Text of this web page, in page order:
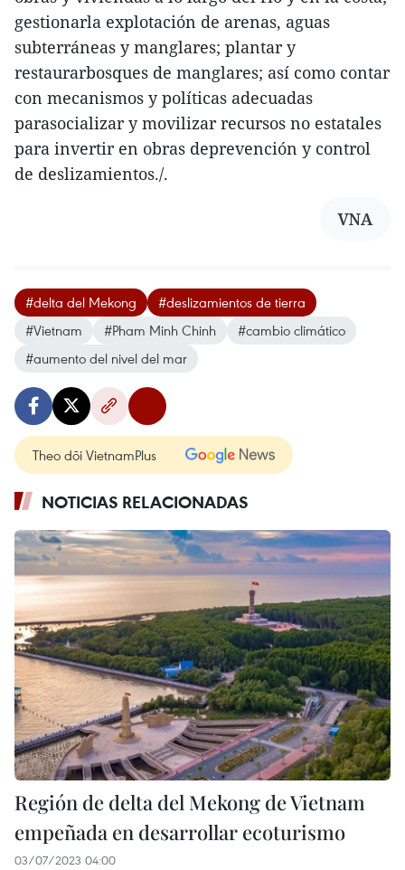
gestionarla explotación de arenas, aguas
subterráneas y manglares; plantar y
restaurarbosques de manglares; así como contar
con mecanismos y políticas adecuadas
parasocializar y movilizar recursos no estatales
para invertir en obras deprevención y control
de deslizamientos./.
VNA
#delta del Mekong
#deslizamientos de tierra
#Vietnam
#Pham Minh Chinh
#cambio climático
#aumento del nivel del mar
Theo dõi VietnamPlus
NOTICIAS RELACIONADAS
Región de delta del Mekong de Vietnam
empeñada en desarrollar ecoturismo
03/07/2023 04:00